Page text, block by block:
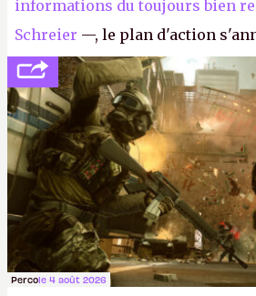
informations du toujours bien
Schreier —, le plan d'action
réductions de coûts drastiques,
studios et licenciements
FCetBattlefield, puis virer le
Percole 4 août 2026